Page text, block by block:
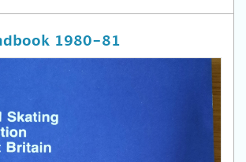
1980-81